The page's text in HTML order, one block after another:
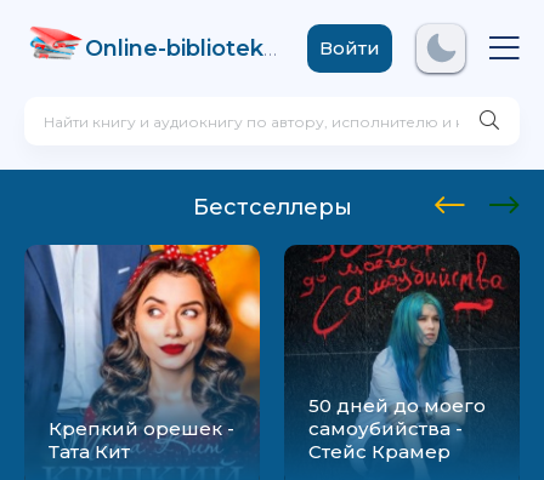
Online-biblioteka .comВойти
Бестселлеры
Крепкий орешек -
Тата Кит
50 дней до моего
самоубийства -
Стейс Крамер